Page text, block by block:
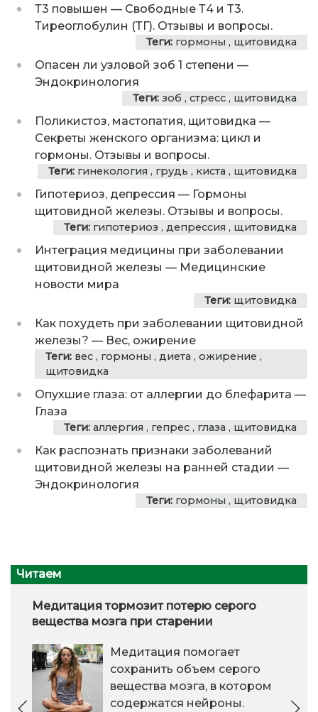
Т3 повышен — Свободные Т4 и Т3.
Тиреоглобулин (ТГ). Отзывы и вопросы.
Теги: гормоны , щитовидка
Опасен ли узловой зоб 1 степени —
Эндокринология
Теги: зоб , стресс , щитовидка
Поликистоз, мастопатия, щитовидка —
Секреты женского организма: цикл и
гормоны. Отзывы и вопросы.
Теги: гинекология , грудь , киста , щитовидка
Гипотериоз, депрессия — Гормоны
щитовидной железы. Отзывы и вопросы.
Теги: гипотериоз , депрессия , щитовидка
Интеграция медицины при заболевании
щитовидной железы — Медицинские
новости мира
Теги: щитовидка
Как похудеть при заболевании щитовидной
железы? — Вес, ожирение
Теги: вес , гормоны , диета , ожирение ,
щитовидка
Опухшие глаза: от аллергии до блефарита —
Глаза
Теги: аллергия , гепрес , глаза , щитовидка
Как распознать признаки заболеваний
щитовидной железы на ранней стадии —
Эндокринология
Теги: гормоны , щитовидка
Читаем
Медитация тормозит потерю серого
вещества мозга при старении
Медитация помогает
сохранить объем серого
вещества мозга, в котором
содержатся нейроны.